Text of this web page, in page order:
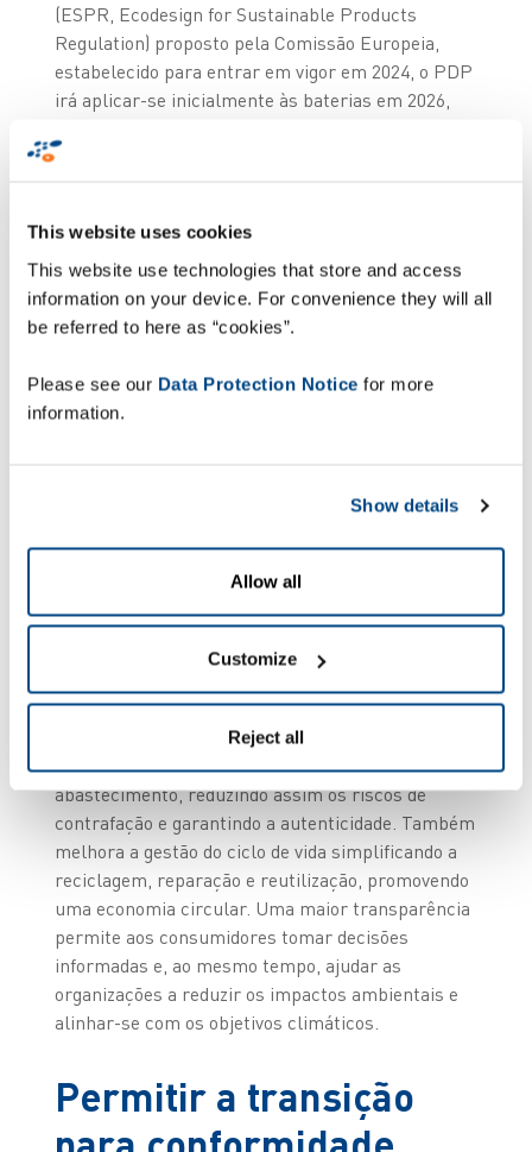
This website uses cookies
This website use technologies that store and access
information on your device. For convenience they will all
be referred to here as “cookies”.
Please see our Data Protection Notice for more
information.
Show details
Allow all
Customize
Reject all
(ESPR, Ecodesign for Sustainable Products
Regulation) proposto pela Comissão Europeia,
estabelecido para entrar em vigor em 2024, o PDP
irá aplicar-se inicialmente às baterias em 2026,
categorias. Até 2030, serão abrangidos cerca de 30
códigos QR ou etiquetas RFID para permitir a
reutilização, reparação, reciclagem e a
conformidade com regulamentos rigorosos.
As implicações para as
cadeias de
exigindo que as empresas cumpram novas
normas. Isto representa desafios e cria
oportunidades para os fabricantes, distribuidores
expectativas internacionais. A conformidade com o
PDP melhora a rastreabilidade ao fornecer
visibilidade de ponta a ponta da cadeia de
abastecimento, reduzindo assim os riscos de
contrafação e garantindo a autenticidade. Também
melhora a gestão do ciclo de vida simplificando a
reciclagem, reparação e reutilização, promovendo
uma economia circular. Uma maior transparência
permite aos consumidores tomar decisões
informadas e, ao mesmo tempo, ajudar as
organizações a reduzir os impactos ambientais e
alinhar-se com os objetivos climáticos.
Permitir a transição